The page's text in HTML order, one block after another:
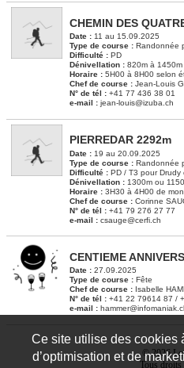
CHEMIN DES
Date : 11 au 15.09.2025
Type de course : Randonnée
Difficulté : PD
Dénivellation : 820m à
Horaire : 5H00 à 8H00 selon
Chef de course : Jean-Louis
N° de tél : +41 77 436 38 01
e-mail : jean-louis@izuba.ch
PIERREDAR 2292m
Date : 19 au 20.09.2025
Type de course : Randonnée
Difficulté : PD / T3 pour Drudy
Dénivellation : 1300m ou
Horaire : 3H30 à 4H00 de
Chef de course : Corinne
N° de tél : +41 79 276 27 77
e-mail : csauge@cerfi.ch
CENTIEME
Date : 27.09.2025
Type de course : Fête
Chef de course : Isabelle
N° de tél : +41 22 79614 87 /
e-mail :
© 2026
Tous droits
Ce site utilise des cookies
d’optimisation et de